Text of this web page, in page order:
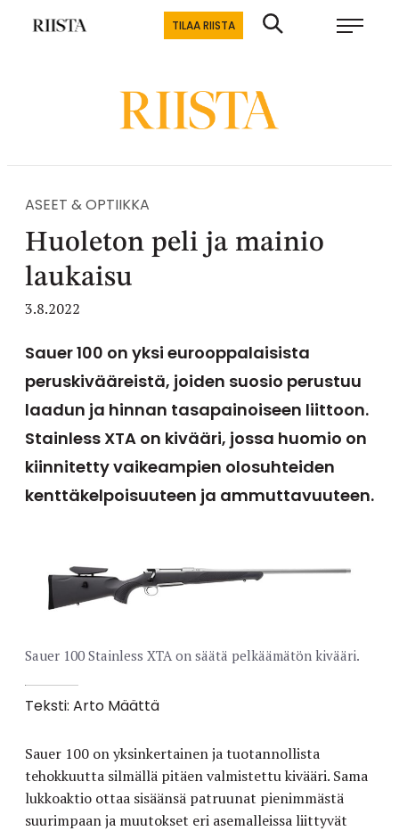
Siirry
Riistalehti.fi
TILAA RIISTA
ASEET & OPTIIKKA
Huoleton peli ja mainio
laukaisu
3.8.2022
Sauer 100 on yksi eurooppalaisista
peruskivääreistä, joiden suosio perustuu
laadun ja hinnan tasapainoiseen liittoon.
Stainless XTA on kivääri, jossa huomio on
kiinnitetty vaikeampien olosuhteiden
kenttäkelpoisuuteen ja ammuttavuuteen.
Sauer 100 Stainless XTA on säätä pelkäämätön kivääri.
Teksti: Arto Määttä
Sauer 100 on yksinkertainen ja tuotannollista
tehokkuutta silmällä pitäen valmistettu kivääri. Sama
lukkoaktio ottaa sisäänsä patruunat pienimmästä
suurimpaan ja muutokset eri asemalleissa liittyvät